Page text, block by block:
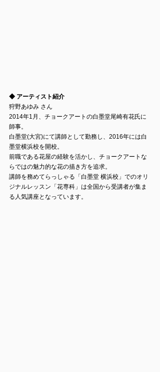
◆ アーティスト紹介
狩野あゆみ さん
2014年1月、チョークアートの白墨堂尾崎有花氏に
師事。
白墨堂(大宮)にて講師として勤務し、2016年には白
墨堂横浜校を開校。
前職である花屋の経験を活かし、チョークアートな
らではの魅力的な花の描き方を追求。
講師を務めてらっしゃる「白墨堂 横浜校」でのオリ
ジナルレッスン「花専科」は全国から受講者が集ま
る人気講座となっています。